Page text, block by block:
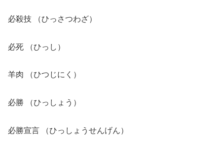
必殺技 （ひっさつわざ）
必死 （ひっし）
羊肉 （ひつじにく）
必勝 （ひっしょう）
必勝宣言 （ひっしょうせんげん）